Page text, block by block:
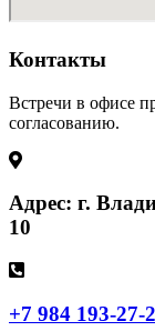
Контакты
Встречи в офисе
согласованию.
Адрес: г.
10
+7 984 193-27-